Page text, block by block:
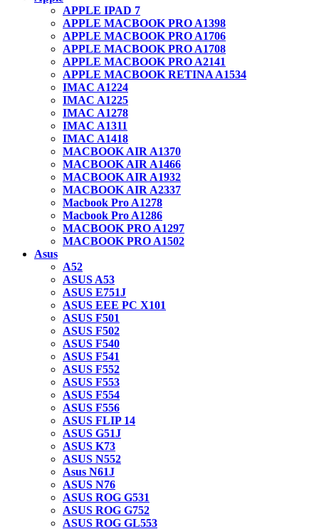
APPLE IPAD 7
APPLE MACBOOK PRO A1398
APPLE MACBOOK PRO A1706
APPLE MACBOOK PRO A1708
APPLE MACBOOK PRO A2141
APPLE MACBOOK RETINA A1534
IMAC A1224
IMAC A1225
IMAC A1278
IMAC A1311
IMAC A1418
MACBOOK AIR A1370
MACBOOK AIR A1466
MACBOOK AIR A1932
MACBOOK AIR A2337
Macbook Pro A1278
Macbook Pro A1286
MACBOOK PRO A1297
MACBOOK PRO A1502
Asus
A52
ASUS A53
ASUS E751J
ASUS EEE PC X101
ASUS F501
ASUS F502
ASUS F540
ASUS F541
ASUS F552
ASUS F553
ASUS F554
ASUS F556
ASUS FLIP 14
ASUS G51J
ASUS K73
ASUS N552
Asus N61J
ASUS N76
ASUS ROG G531
ASUS ROG G752
ASUS ROG GL553